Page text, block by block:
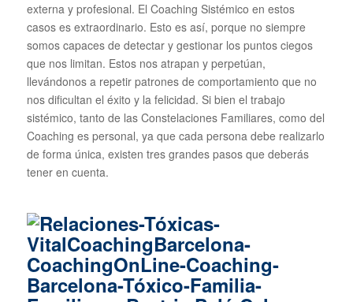
externa y profesional. El Coaching Sistémico en estos
casos es extraordinario. Esto es así, porque no siempre
somos capaces de detectar y gestionar los puntos ciegos
que nos limitan. Estos nos atrapan y perpetúan,
llevándonos a repetir patrones de comportamiento que no
nos dificultan el éxito y la felicidad. Si bien el trabajo
sistémico, tanto de las Constelaciones Familiares, como del
Coaching es personal, ya que cada persona debe realizarlo
de forma única, existen tres grandes pasos que deberás
tener en cuenta.